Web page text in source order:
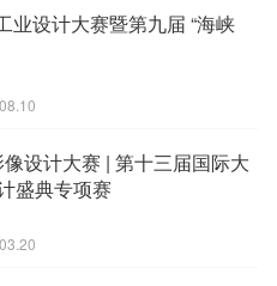
业设计大赛暨第九届 “海峡
设计大赛 | 第十三届国际大
盛典专项赛